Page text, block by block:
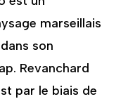
marseillais
son
Revanchard
par le biais de